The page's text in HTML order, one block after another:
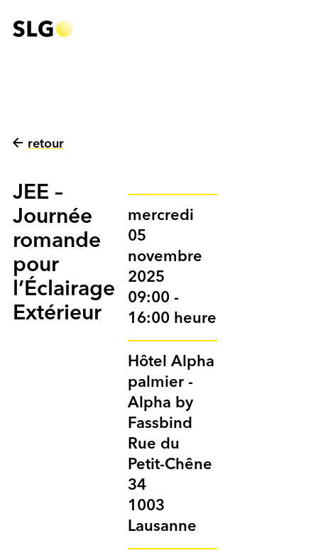
retour
JEE –
Journée
romande
pour
l’Éclairage
Extérieur
mercredi
05
novembre
2025
09:00 -
16:00 heure
Hôtel Alpha
palmier -
Alpha by
Fassbind
Rue du
Petit-Chêne
34
1003
Lausanne